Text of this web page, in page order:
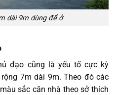
dài 9m dùng để ở
đạo cũng là yếu tố cực kỳ
7m dài 9m. Theo đó các
sắc căn nhà theo sở thích